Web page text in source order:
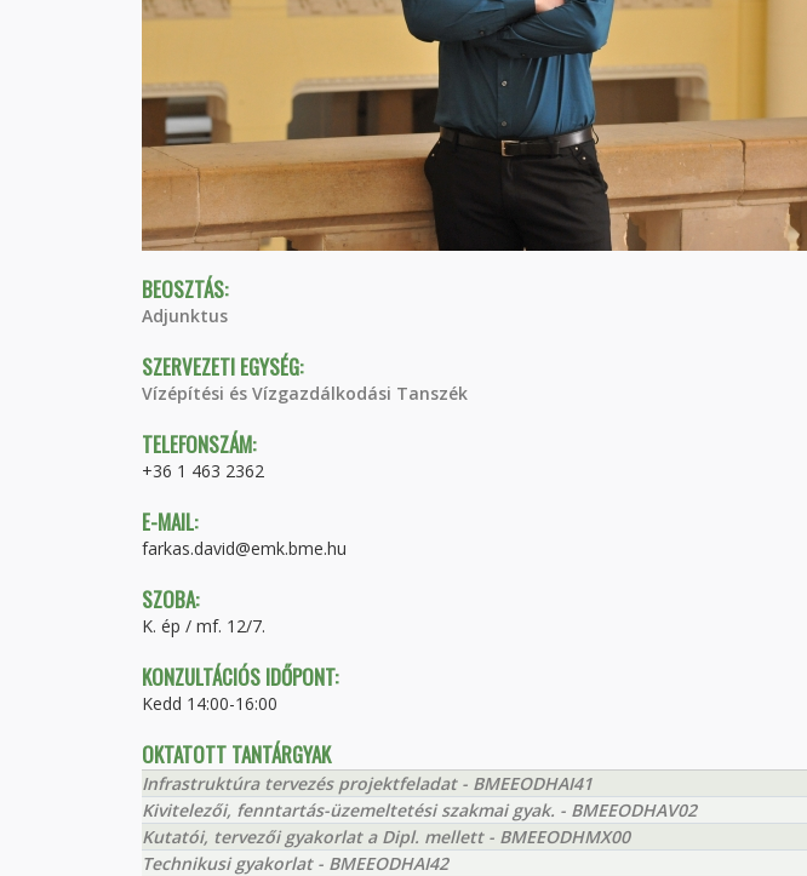
BEOSZTÁS:
Adjunktus
SZERVEZETI EGYSÉG:
Vízépítési és Vízgazdálkodási Tanszék
TELEFONSZÁM:
+36 1 463 2362
E-MAIL:
farkas.david@emk.bme.hu
SZOBA:
K. ép / mf. 12/7.
KONZULTÁCIÓS IDŐPONT:
Kedd 14:00-16:00
OKTATOTT TANTÁRGYAK
Infrastruktúra tervezés projektfeladat - BMEEODHAI41
Kivitelezői, fenntartás-üzemeltetési szakmai gyak. - BMEEODHAV02
Kutatói, tervezői gyakorlat a Dipl. mellett - BMEEODHMX00
Technikusi gyakorlat - BMEEODHAI42